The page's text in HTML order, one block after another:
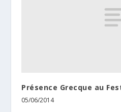
Présence Grecque au
05/06/2014